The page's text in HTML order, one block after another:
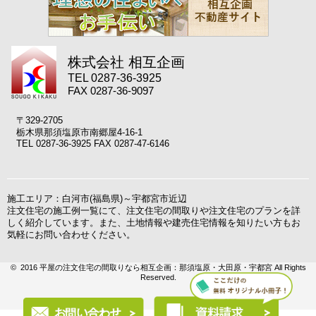
株式会社 相互企画
TEL 0287-36-3925
FAX 0287-36-9097
〒329-2705
栃木県那須塩原市南郷屋4-16-1
TEL 0287-36-3925 FAX 0287-47-6146
施工エリア：白河市(福島県)～宇都宮市近辺
注文住宅の施工例一覧にて、注文住宅の間取りや注文住宅のプランを詳
しく紹介しています。また、土地情報や建売住宅情報を知りたい方もお
気軽にお問い合わせください。
© 2016 平屋の注文住宅の間取りなら相互企画：那須塩原・大田原・宇都宮 All Rights
Reserved.